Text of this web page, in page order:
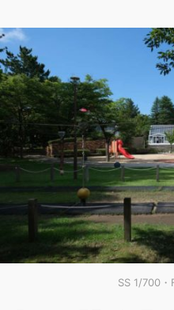
SS 1/700